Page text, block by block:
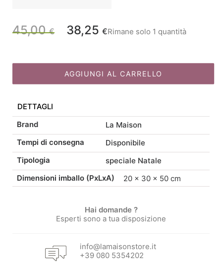
in
Rosso
45,00€
originale
45,00 €.
38,25 €Il
attuale
38,25 €.
Rimane solo 1 quantità
AGGIUNGI AL CARRELLO
DETTAGLI
Brand
La Maison
Tempi di consegna
Disponibile
Tipologia
speciale Natale
Dimensioni imballo (PxLxA)
20 × 30 × 50 cm
Hai domande ?
Esperti sono a tua disposizione
info@lamaisonstore.it
+39 080 5354202